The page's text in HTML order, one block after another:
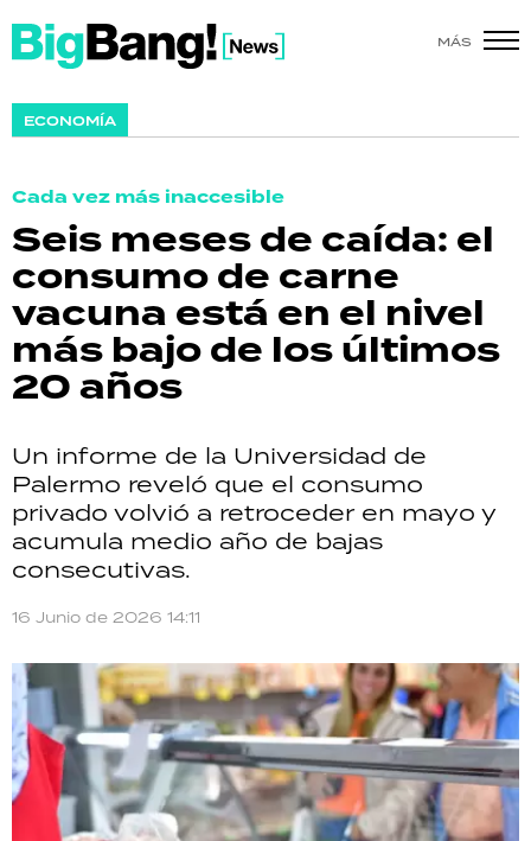
MÁS
ECONOMÍA
Cada vez más inaccesible
Seis meses de caída: el
consumo de carne
vacuna está en el nivel
más bajo de los últimos
20 años
Un informe de la Universidad de
Palermo reveló que el consumo
privado volvió a retroceder en mayo y
acumula medio año de bajas
consecutivas.
16 Junio de 2026 14:11
SHOW
ACTUALIDAD
POLICIALES
ECONOMÍA
GRAN HERMANO
SALUD
DEPORTES
TECNOLOGÍA
RECETAS
PALABRAS
HORÓSCOPO